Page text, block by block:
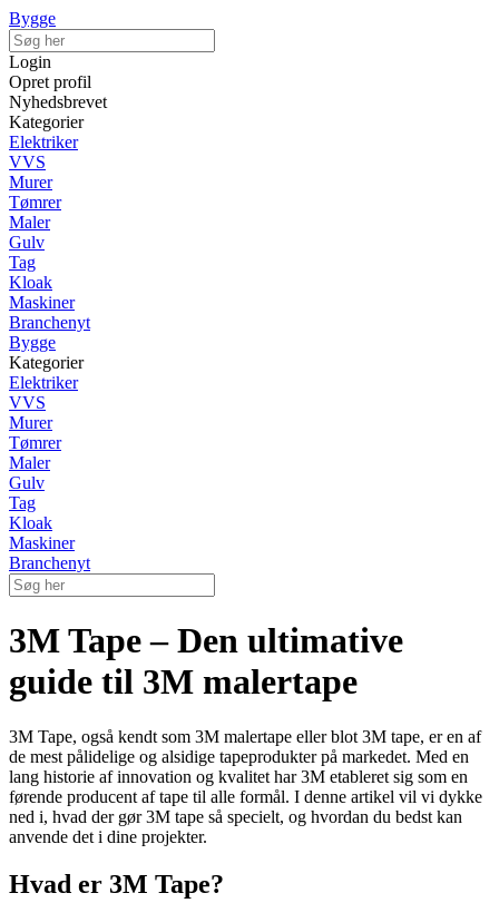
Bygge
Login
Opret profil
Nyhedsbrevet
Kategorier
Elektriker
VVS
Murer
Tømrer
Maler
Gulv
Tag
Kloak
Maskiner
Branchenyt
Bygge
Kategorier
Elektriker
VVS
Murer
Tømrer
Maler
Gulv
Tag
Kloak
Maskiner
Branchenyt
3M Tape – Den ultimative
guide til 3M malertape
3M Tape, også kendt som 3M malertape eller blot 3M tape, er en af
de mest pålidelige og alsidige tapeprodukter på markedet. Med en
lang historie af innovation og kvalitet har 3M etableret sig som en
førende producent af tape til alle formål. I denne artikel vil vi dykke
ned i, hvad der gør 3M tape så specielt, og hvordan du bedst kan
anvende det i dine projekter.
Hvad er 3M Tape?